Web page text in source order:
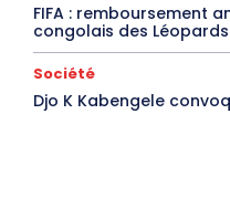
FIFA : remboursement
congolais des Léopards
Société
Djo K Kabengele